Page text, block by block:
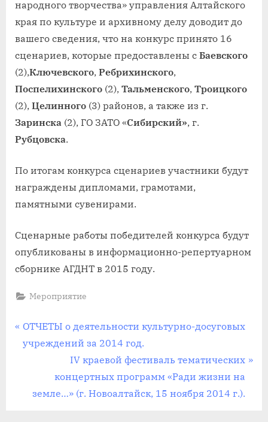
народного творчества» управления Алтайского
края по культуре и архивному делу доводит до
вашего сведения, что на конкурс принято 16
сценариев, которые предоставлены с Баевского
(2),Ключевского, Ребрихинского,
Поспелихинского (2), Тальменского, Троицкого
(2), Целинного (3) районов, а также из г.
Заринска (2), ГО ЗАТО «Сибирский», г.
Рубцовска.
По итогам конкурса сценариев участники будут
награждены дипломами, грамотами,
памятными сувенирами.
Сценарные работы победителей конкурса будут
опубликованы в информационно-репертуарном
сборнике АГДНТ в 2015 году.
Мероприятие
Навигация
по
записям
П
р
ОТЧЕТЫ о деятельности культурно-досуговых
учреждений за 2014 год.
С
л
е
IV краевой фестиваль тематических
концертных программ «Ради жизни на
земле…» (г. Новоалтайск, 15 ноября 2014 г.).